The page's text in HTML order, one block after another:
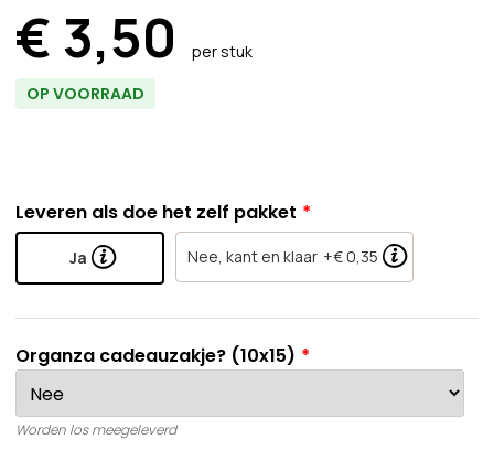
€ 3,50 per stuk
OP VOORRAAD
Leveren als doe het zelf pakket
Ja Nee, kant en klaar +€ 0,35
Organza cadeauzakje? (10x15)
Worden los meegeleverd